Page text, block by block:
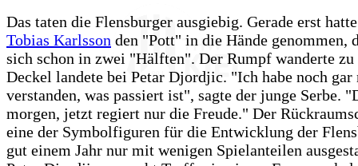
Das taten die Flensburger ausgiebig. Gerade erst
Tobias Karlsson den "Pott" in die Hände genommen,
sich schon in zwei "Hälften". Der Rumpf wanderte zu
Deckel landete bei Petar Djordjic. "Ich habe noch gar
verstanden, was passiert ist", sagte der junge Serbe.
morgen, jetzt regiert nur die Freude." Der
eine der Symbolfiguren für die Entwicklung der
gut einem Jahr nur mit wenigen Spielanteilen